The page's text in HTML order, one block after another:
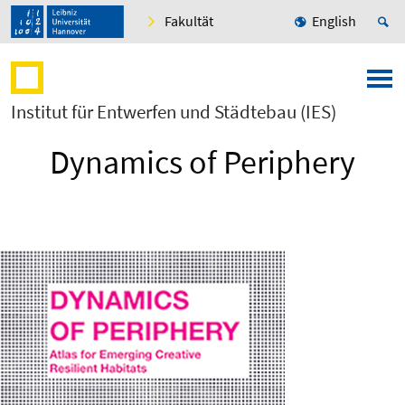
Fakultät English
Institut für Entwerfen und Städtebau (IES)
Dynamics of Periphery